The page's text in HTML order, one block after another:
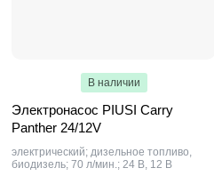
В наличии
Электронасос PIUSI Carry
Panther 24/12V
электрический; дизельное топливо,
биодизель; 70 л/мин.; 24 В, 12 В